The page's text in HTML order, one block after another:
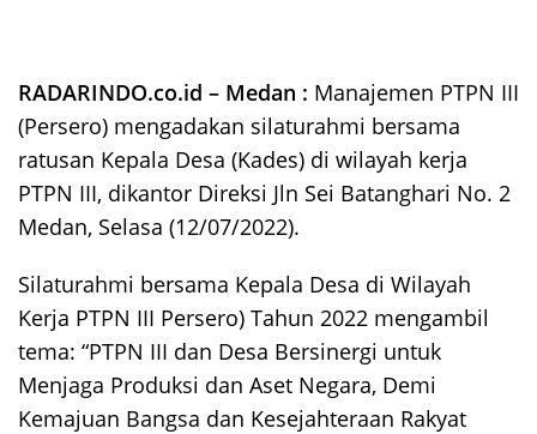
RADARINDO.co.id – Medan : Manajemen PTPN III
(Persero) mengadakan silaturahmi bersama
ratusan Kepala Desa (Kades) di wilayah kerja
PTPN III, dikantor Direksi Jln Sei Batanghari No. 2
Medan, Selasa (12/07/2022).
Silaturahmi bersama Kepala Desa di Wilayah
Kerja PTPN III Persero) Tahun 2022 mengambil
tema: “PTPN III dan Desa Bersinergi untuk
Menjaga Produksi dan Aset Negara, Demi
Kemajuan Bangsa dan Kesejahteraan Rakyat